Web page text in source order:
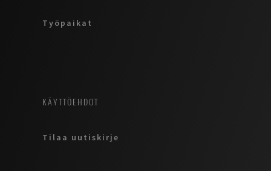
Työpaikat
KÄYTTÖEHDOT
Tilaa uutiskirje